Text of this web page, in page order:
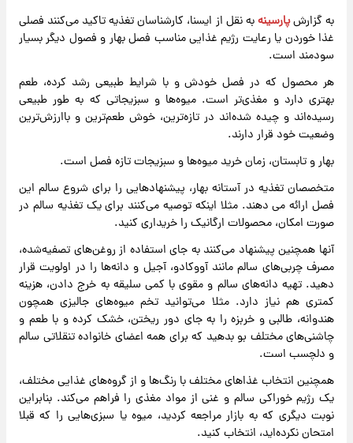
به گزارشپارسینهبه نقل از ایسنا،‌ کارشناسان تغذیه تاکید می‌کنند فصلی
غذا خوردن یا رعایت رژیم غذایی مناسب فصل بهار و فصول دیگر بسیار
سودمند است.
هر محصول که در فصل خودش و با شرایط طبیعی رشد کرده، طعم
بهتری دارد و مغذی‌تر است. میوه‌ها و سبزیجاتی که به طور طبیعی
رسیده‌اند و چیده شده‌اند در تازه‌ترین، خوش طعم‌ترین و باارزش‌ترین
وضعیت خود قرار دارند.
بهار و تابستان، زمان خرید میوه‌ها و سبزیجات تازه فصل است.
متخصصان تغذیه در آستانه بهار، پیشنهادهایی را برای شروع سالم این
فصل ارائه می دهند. مثلا اینکه توصیه می‌کنند برای یک تغذیه سالم در
صورت امکان، محصولات ارگانیک را خریداری کنید.
آنها همچنین پیشنهاد می‌کنند به جای استفاده از روغن‌های تصفیه‌شده،
مصرف چربی‌های سالم مانند آووکادو، آجیل و دانه‌ها را در اولویت قرار
دهید. تهیه دانه‌های سالم و مقوی با کمی سلیقه‌ به خرج دادن، هزینه
کمتری هم نیاز دارد. مثلا می‌توانید تخم میوه‌های جالیزی همچون
هندوانه، طالبی و خربزه را به جای دور ریختن، خشک کرده و با طعم و
چاشنی‌های مختلف بو بدهید که برای همه اعضای خانواده تنقلاتی سالم
و دلچسب است.
همچنین انتخاب غذاهای مختلف با رنگ‌ها و از گروه‌های غذایی مختلف،
یک رژیم خوراکی سالم و غنی از مواد مغذی را فراهم می‌کند. بنابراین
نوبت دیگری که به بازار مراجعه کردید، میوه یا سبزی‌هایی را که قبلا
امتحان نکرده‌اید، انتخاب کنید.